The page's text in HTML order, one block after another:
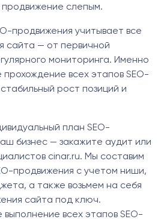
слепым.
продвижения учитывает все
сайта — от первичной
мониторинга. Именно
всех этапов SEO-
рост позиций и
план SEO-
бизнес — закажите аудит или
cinar.ru. Мы составим
продвижения с учетом ниши,
а также возьмем на себя
сайта под ключ.
всех этапов SEO-